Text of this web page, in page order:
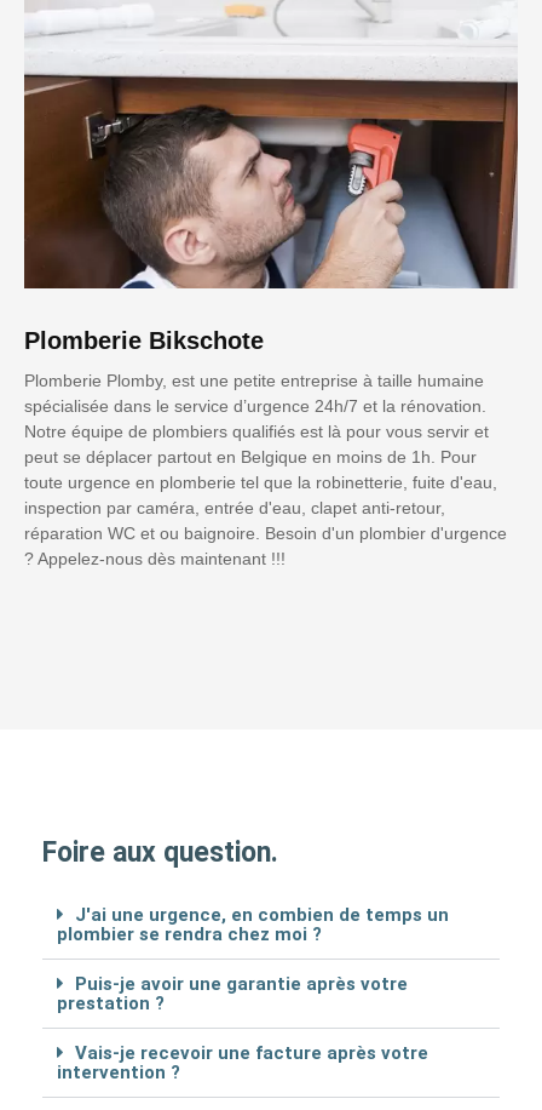
Plomberie Bikschote
Plomberie Plomby, est une petite entreprise à taille humaine
spécialisée dans le service d’urgence 24h/7 et la rénovation.
Notre équipe de plombiers qualifiés est là pour vous servir et
peut se déplacer partout en Belgique en moins de 1h. Pour
toute urgence en plomberie tel que la robinetterie, fuite d'eau,
inspection par caméra, entrée d'eau, clapet anti-retour,
réparation WC et ou baignoire. Besoin d'un plombier d'urgence
? Appelez-nous dès maintenant !!!
Foire aux question.
J'ai une urgence, en combien de temps un
plombier se rendra chez moi ?
Puis-je avoir une garantie après votre
prestation ?
Vais-je recevoir une facture après votre
intervention ?